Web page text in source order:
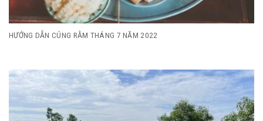
HƯỚNG DẪN CÚNG RẰM THÁNG 7 NĂM 2022